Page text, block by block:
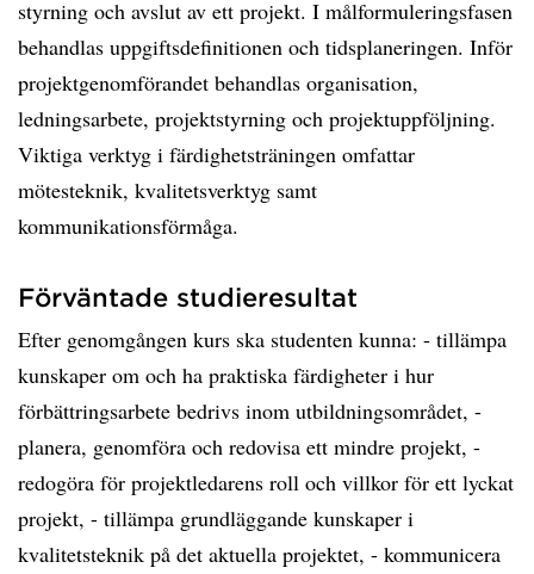
styrning och avslut av ett projekt. I målformuleringsfasen
behandlas uppgiftsdefinitionen och tidsplaneringen. Inför
projektgenomförandet behandlas organisation,
ledningsarbete, projektstyrning och projektuppföljning.
Viktiga verktyg i färdighetsträningen omfattar
mötesteknik, kvalitetsverktyg samt
kommunikationsförmåga.
Förväntade studieresultat
Efter genomgången kurs ska studenten kunna: - tillämpa
kunskaper om och ha praktiska färdigheter i hur
förbättringsarbete bedrivs inom utbildningsområdet, -
planera, genomföra och redovisa ett mindre projekt, -
redogöra för projektledarens roll och villkor för ett lyckat
projekt, - tillämpa grundläggande kunskaper i
kvalitetsteknik på det aktuella projektet, - kommunicera